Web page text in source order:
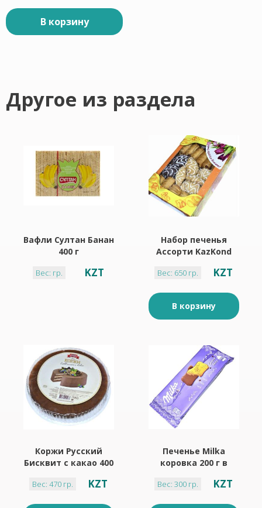
В корзину
Другое из раздела
Вафли Султан Банан
400 г
Вес: гр. KZT
Набор печенья
Ассорти KazKond
Вес: 650 гр. KZT
В корзину
Коржи Русский
Бисквит с какао 400
Вес: 470 гр. KZT
Печенье Milka
коровка 200 г в
Вес: 300 гр. KZT